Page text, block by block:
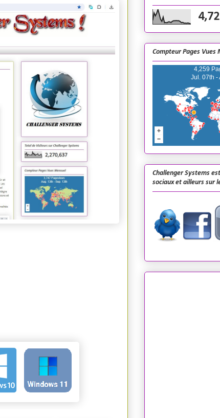
Compteur Pages Vues
4,259
Jul. 07th -
Challenger Systems
sociaux et ailleurs sur